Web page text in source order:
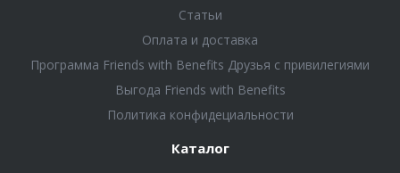
Статьи
Оплата и доставка
Программа Friends with Benefits Друзья с привилегиями
Выгода Friends with Benefits
Политика конфидециальности
Каталог